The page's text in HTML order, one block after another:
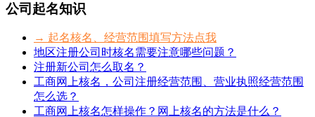
公司起名知识
→ 起名核名、经营范围填写方法点我
地区注册公司时核名需要注意哪些问题？
注册新公司怎么取名？
工商网上核名，公司注册经营范围、营业执照经营范围
怎么选？
工商网上核名怎样操作？网上核名的方法是什么？